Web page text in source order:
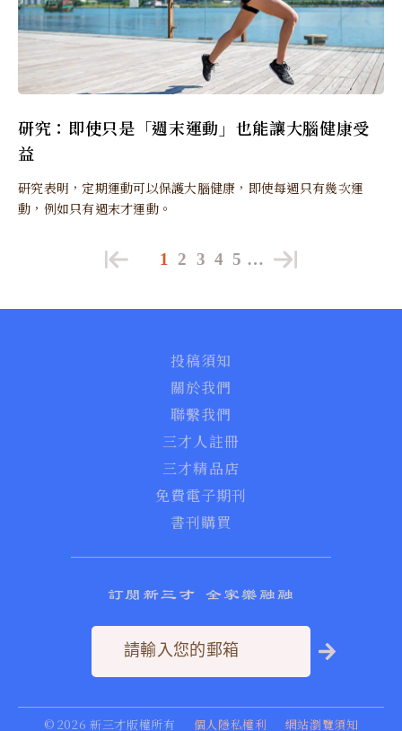
研究：即使只是「週末運動」也能讓大腦健康受
益
研究表明，定期運動可以保護大腦健康，即使每週只有幾次運
動，例如只有週末才運動。
1 2 3 4 5 …
投稿須知
關於我們
聯繫我們
三才人註冊
三才精品店
免費電子期刊
書刊購買
訂閱新三才 全家樂融融
© 2026 新三才版權所有 個人隱私權利 網站瀏覽須知